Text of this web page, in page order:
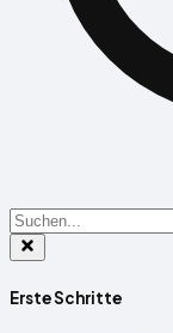
Erste Schritte